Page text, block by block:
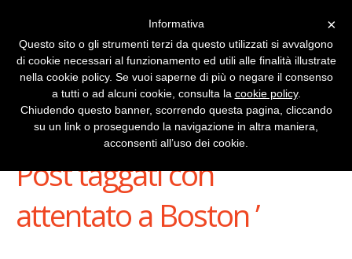
Stai Visualizzando
Post taggati con ‘
attentato a Boston ’
×
Informativa
Questo sito o gli strumenti terzi da questo utilizzati si avvalgono
di cookie necessari al funzionamento ed utili alle finalità illustrate
nella cookie policy. Se vuoi saperne di più o negare il consenso
a tutti o ad alcuni cookie, consulta la cookie policy.
Chiudendo questo banner, scorrendo questa pagina, cliccando
su un link o proseguendo la navigazione in altra maniera,
acconsenti all’uso dei cookie.